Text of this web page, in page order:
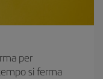
per
si ferma